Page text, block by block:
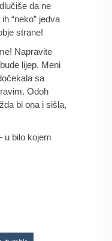
da ne
“neko” jedva
strane!
Napravite
lijep. Meni
sa
Odoh
bi ona i sišla,
u bilo kojem